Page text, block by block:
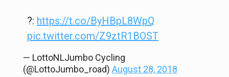
?: https://t.co/ByHBpL8WpQ
pic.twitter.com/Z9ztR1BOST
— LottoNLJumbo Cycling
(@LottoJumbo_road) August 28, 2018